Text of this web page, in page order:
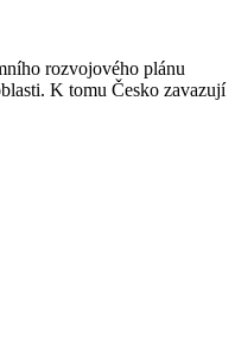
rozvojového plánu
K tomu Česko zavazují